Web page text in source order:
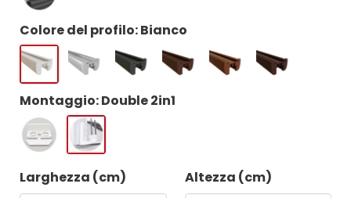
Colore del profilo: Bianco
Montaggio: Double 2in1
Larghezza (cm)
Altezza (cm)